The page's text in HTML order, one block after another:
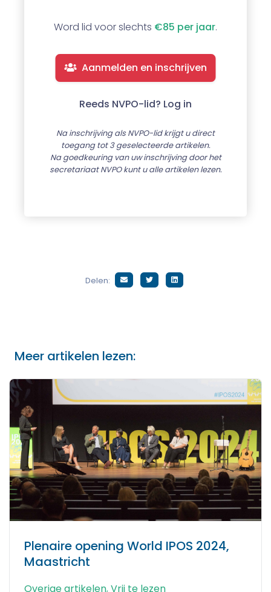
Word lid voor slechts €85 per jaar.
Aanmelden en inschrijven
Reeds NVPO-lid? Log in
Na inschrijving als NVPO-lid krijgt u direct
toegang tot 3 geselecteerde artikelen.
Na goedkeuring van uw inschrijving door het
secretariaat NVPO kunt u alle artikelen lezen.
Delen:
Meer artikelen lezen:
Plenaire opening World IPOS 2024,
Maastricht
Overige artikelen, Vrij te lezen